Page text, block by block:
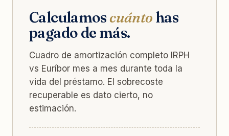
Calculamoscuánto has
pagado de más.
Cuadro de amortización completo IRPH
vs Euríbor mes a mes durante toda la
vida del préstamo. El sobrecoste
recuperable es dato cierto, no
estimación.